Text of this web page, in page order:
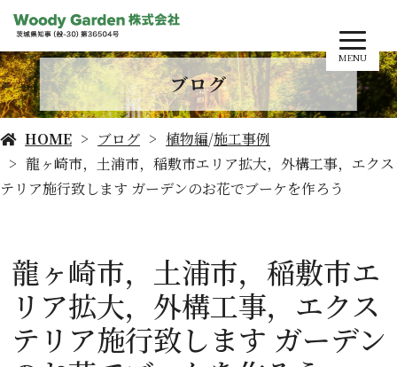
MENU
ブログ
HOME ブログ 植物編/施工事例
龍ヶ崎市，土浦市，稲敷市エリア拡大，外構工事，エクス
テリア施行致します ガーデンのお花でブーケを作ろう
龍ヶ崎市，土浦市，稲敷市エ
リア拡大，外構工事，エクス
テリア施行致します ガーデン